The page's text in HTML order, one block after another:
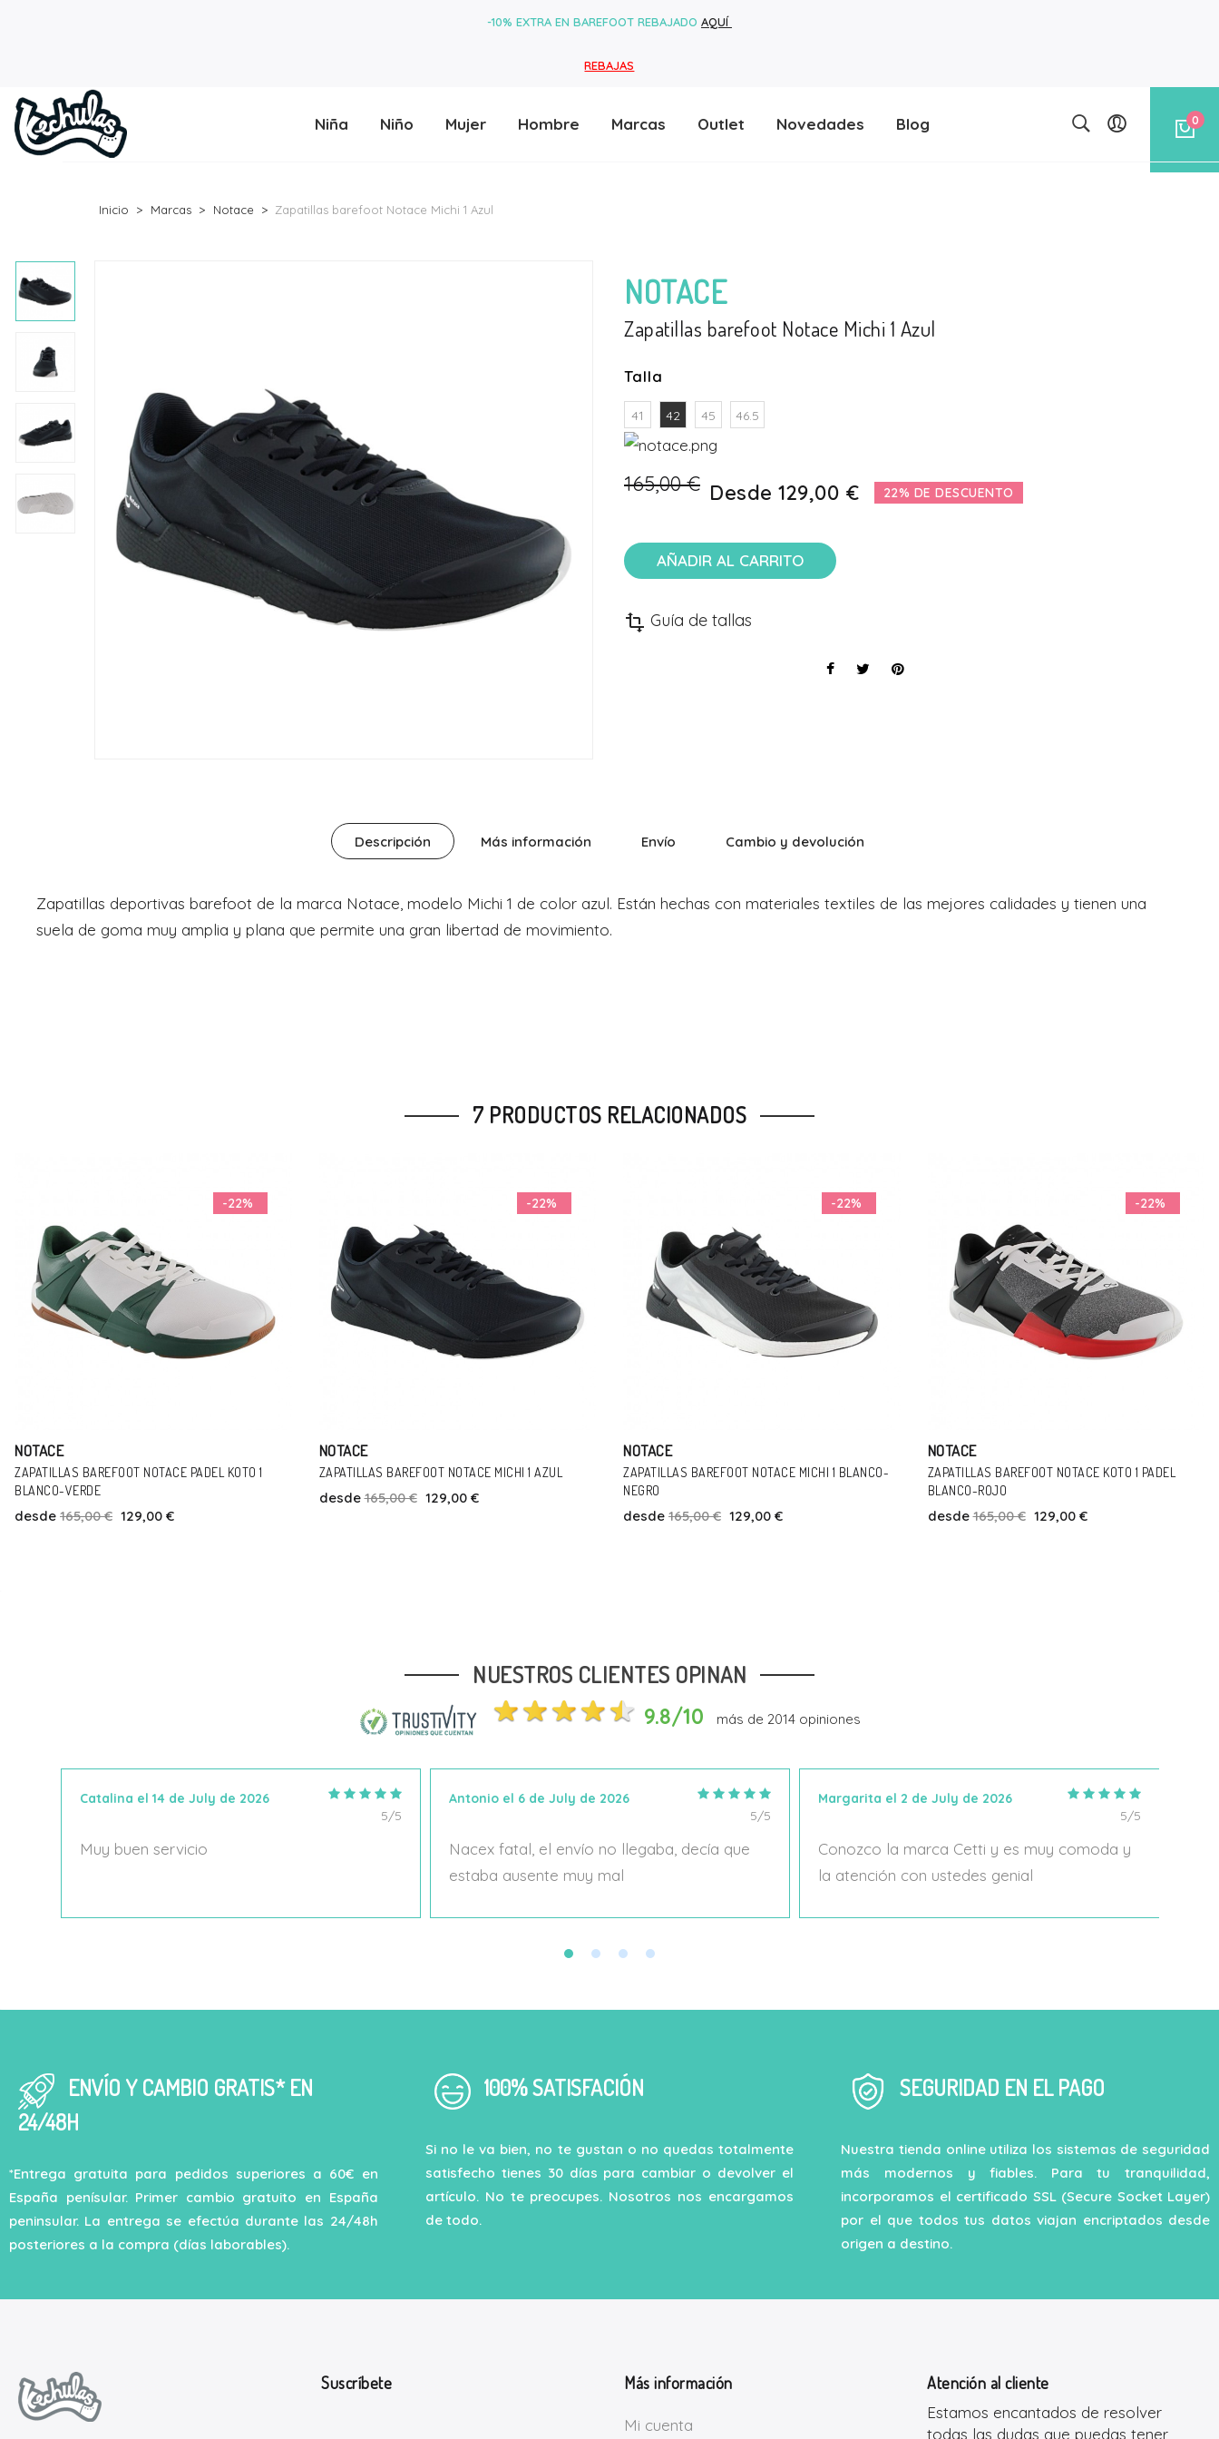
-10% EXTRA EN BAREFOOT REBAJADO AQUÍ
REBAJAS
Niña Niño Mujer Hombre Marcas Outlet Novedades Blog 0
Inicio Marcas Notace Zapatillas barefoot Notace Michi 1 Azul
NOTACE
Zapatillas barefoot Notace Michi 1 Azul
Talla
41 42 45 46.5
165,00 € Desde 129,00 € 22% DE DESCUENTO
AÑADIR AL CARRITO
transform Guía de tallas
Descripción Más información Envío Cambio y devolución
Zapatillas deportivas barefoot de la marca Notace, modelo Michi 1 de color azul. Están hechas con materiales textiles de las mejores calidades y tienen una
suela de goma muy amplia y plana que permite una gran libertad de movimiento.
7 PRODUCTOS RELACIONADOS
-22%
NOTACE
ZAPATILLAS BAREFOOT NOTACE MICHI 1 AZUL
desde 165,00 €
-22%
NOTACE
ZAPATILLAS BAREFOOT NOTACE MICHI 1 BLANCO-
NEGRO
-22%
NOTACE
ZAPATILLAS BAREFOOT NOTACE KOTO 1 PADEL
BLANCO-ROJO
desde 165,00 € 129,00 €
-22%
NOTACE
ZAPATILLAS BAREFOOT NOTACE YAMA 1 VERDE
desde 165,00 €
NUESTROS CLIENTES OPINAN
9.8/10 más de 2014opiniones
Catalina el 14 de July de 2026
5/5
Muy buen servicio
Antonio el 6 de July de 2026
5/5
Nacex fatal, el envío no llegaba, decía que
estaba ausente muy mal
Margarita el 2 de July de 2026
5/5
Conozco la marca Cetti y es muy comoda y
la atención con ustedes genial
ENVÍO Y CAMBIO GRATIS* EN
24/48H
*Entrega gratuita para pedidos superiores a 60€ en
España penísular. Primer cambio gratuito en España
peninsular. La entrega se efectúa durante las 24/48h
posteriores a la compra (días laborables).
100% SATISFACIÓN
Si no le va bien, no te gustan o no quedas totalmente
satisfecho tienes 30 días para cambiar o devolver el
artículo. No te preocupes. Nosotros nos encargamos
de todo.
SEGURIDAD EN EL PAGO
Nuestra tienda online utiliza los sistemas de seguridad
más modernos y fiables. Para tu tranquilidad,
incorporamos el certificado SSL (Secure Socket Layer)
por el que todos tus datos viajan encriptados desde
origen a destino.
Suscríbete Más información
Mi cuenta
Atención al cliente
Estamos encantados de resolver
todas las dudas que puedas tener